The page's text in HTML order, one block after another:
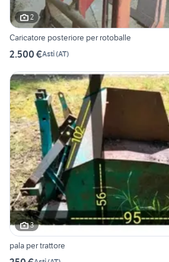
2
Caricatore posteriore per rotoballe
2.500 €Asti(AT)
3
pala per trattore